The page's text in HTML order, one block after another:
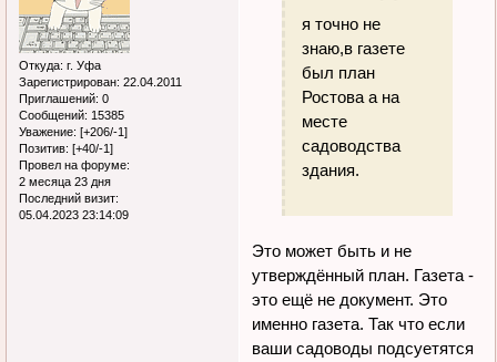
Откуда: г. Уфа
Зарегистрирован: 22.04.2011
Приглашений: 0
Сообщений: 15385
Уважение: [+206/-1]
Позитив: [+40/-1]
Провел на форуме:
2 месяца 23 дня
Последний визит:
05.04.2023 23:14:09
я точно не
знаю,в газете
был план
Ростова а на
месте
садоводства
здания.
Это может быть и не
утверждённый план. Газета -
это ещё не документ. Это
именно газета. Так что если
ваши садоводы подсуетятся